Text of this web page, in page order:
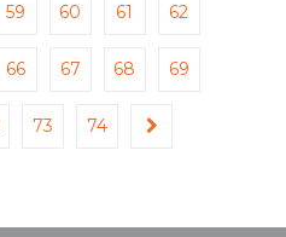
59 60 61 62
66 67 68 69
73 74